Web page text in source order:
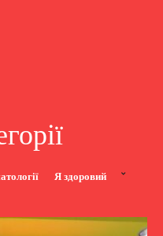
Я здоровий